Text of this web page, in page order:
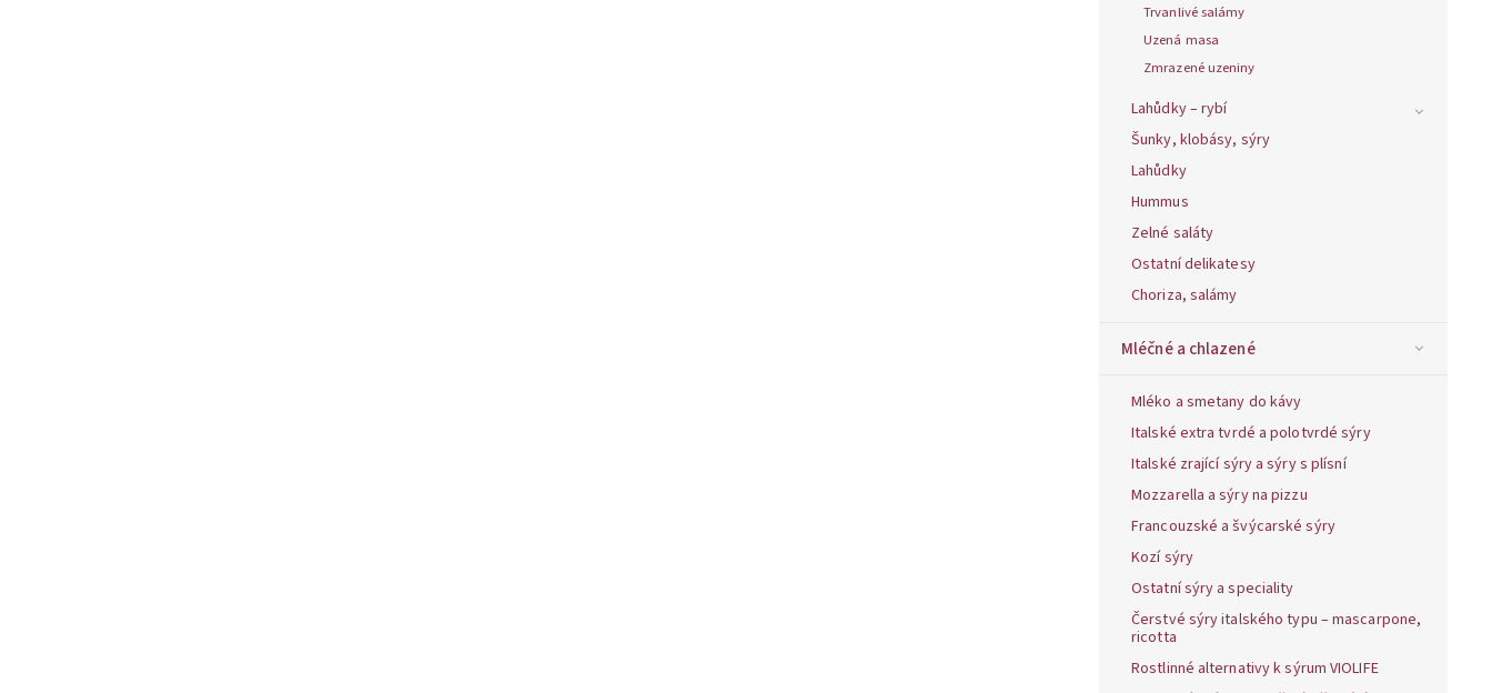
Trvanlivé salámy
Uzená masa
Zmrazené uzeniny
Lahůdky – rybí
Šunky, klobásy, sýry
Lahůdky
Hummus
Zelné saláty
Ostatní delikatesy
Choriza, salámy
Mléčné a chlazené
Mléko a smetany do kávy
Italské extra tvrdé a polotvrdé sýry
Italské zrající sýry a sýry s plísní
Mozzarella a sýry na pizzu
Francouzské a švýcarské sýry
Kozí sýry
Ostatní sýry a speciality
Čerstvé sýry italského typu – mascarpone,
ricotta
Rostlinné alternativy k sýrum VIOLIFE